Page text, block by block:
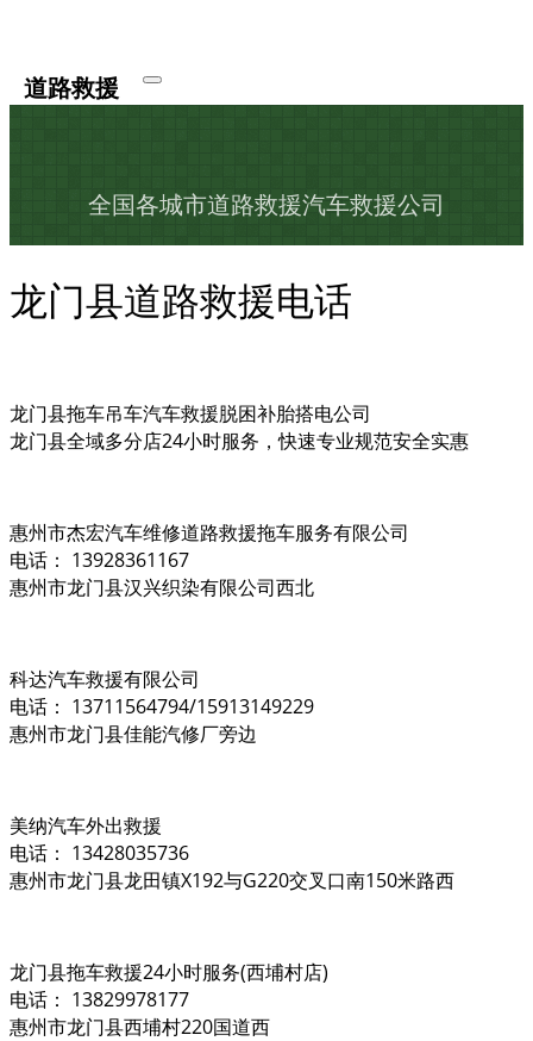
道路救援
全国各城市道路救援汽车救援公司
龙门县道路救援电话
龙门县拖车吊车汽车救援脱困补胎搭电公司
龙门县全域多分店24小时服务，快速专业规范安全实惠
惠州市杰宏汽车维修道路救援拖车服务有限公司
电话： 13928361167
惠州市龙门县汉兴织染有限公司西北
科达汽车救援有限公司
电话： 13711564794/15913149229
惠州市龙门县佳能汽修厂旁边
美纳汽车外出救援
电话： 13428035736
惠州市龙门县龙田镇X192与G220交叉口南150米路西
龙门县拖车救援24小时服务(西埔村店)
电话： 13829978177
惠州市龙门县西埔村220国道西